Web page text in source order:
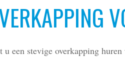
u een stevige overkapping